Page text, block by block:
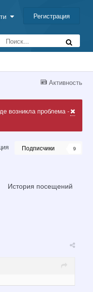
Регистрация
Активность
возникла проблема -
Подписчики 9
История посещений